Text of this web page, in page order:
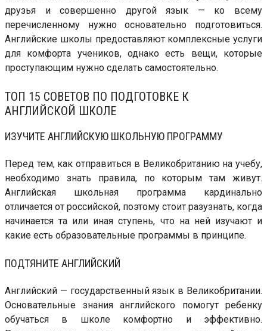
друзья и совершенно другой язык — ко всему
перечисленному нужно основательно подготовиться.
Английские школы предоставляют комплексные услуги
для комфорта учеников, однако есть вещи, которые
проступающим нужно сделать самостоятельно.
ТОП 15 СОВЕТОВ ПО ПОДГОТОВКЕ К
АНГЛИЙСКОЙ ШКОЛЕ
ИЗУЧИТЕ АНГЛИЙСКУЮ ШКОЛЬНУЮ ПРОГРАММУ
Перед тем, как отправиться в Великобританию на учебу,
необходимо знать правила, по которым там живут.
Английская школьная программа кардинально
отличается от российской, поэтому стоит разузнать, когда
начинается та или иная ступень, что на ней изучают и
какие есть образовательные программы в принципе.
ПОДТЯНИТЕ АНГЛИЙСКИЙ
Английский — государственный язык в Великобритании.
Основательные знания английского помогут ребенку
обучаться в школе комфортно и эффективно.